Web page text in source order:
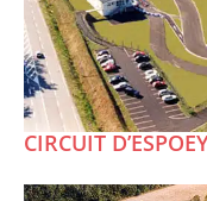
CIRCUIT